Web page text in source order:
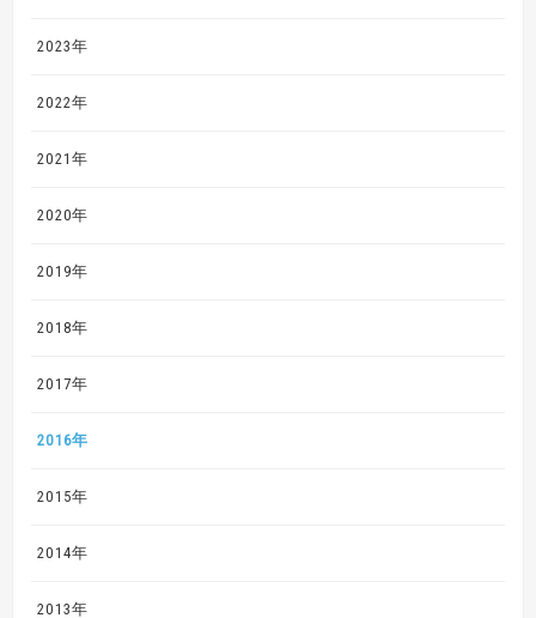
2023年
2022年
2021年
2020年
2019年
2018年
2017年
2016年
2015年
2014年
2013年